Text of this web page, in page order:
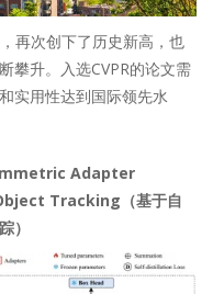
再次创下了历史新高，也
攀升。入选CVPR的论文需
实用性达到国际领先水
Adapter
Tracking（基于自
）